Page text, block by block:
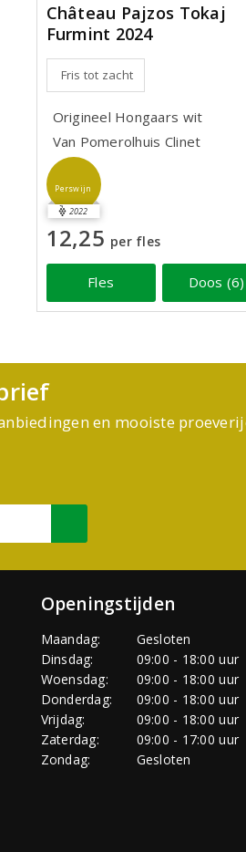
Château Pajzos Tokaj
Furmint 2024
Fris tot zacht
Origineel Hongaars wit
Van Pomerolhuis Clinet
Perswijn
2022
12,25 per fles
Fles Doos (6)
en mooiste
Openingstijden
Maandag:
Gesloten
Dinsdag:
09:00 - 18:00 uur
Woensdag:
09:00 - 18:00 uur
Donderdag:
09:00 - 18:00 uur
Vrijdag:
09:00 - 18:00 uur
Zaterdag:
09:00 - 17:00 uur
Zondag:
Gesloten